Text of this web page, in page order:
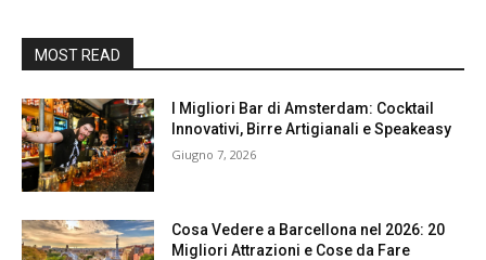
MOST READ
I Migliori Bar di Amsterdam: Cocktail
Innovativi, Birre Artigianali e Speakeasy
Giugno 7, 2026
Cosa Vedere a Barcellona nel 2026: 20
Migliori Attrazioni e Cose da Fare